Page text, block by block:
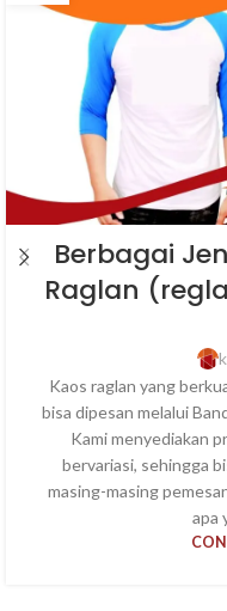
Berbagai
Raglan
Kaos raglan yang
bisa dipesan melalui
Kami menyediakan
bervariasi, sehingga
masing-masing
apa